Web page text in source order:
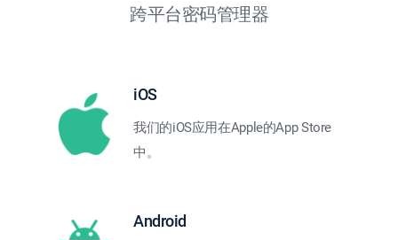
跨平台密码管理器
iOS
我们的iOS应用在Apple的App Store
中。
Android